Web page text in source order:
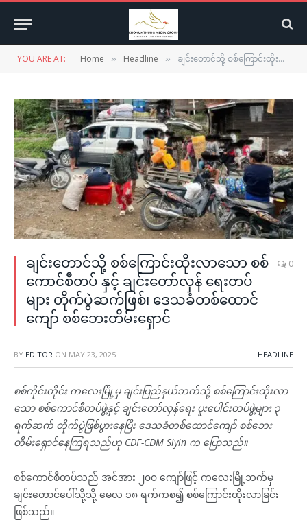
YOU ARE AT: Home » Headline » ချင်းတောင်သို့ စစ်ကြောင်းထိုးလာသော စစ်ကောင်စီတပ် နှင့် ချင်းတော်လှန် ရေးတပ်များ တိုက်ပွဲဆက်ဖြစ်၊ ဒေသခံတစ်ထောင်ကျော် စစ်ဘေးတိမ်းရှောင်
ချင်းတောင်သို့ စစ်ကြောင်းထိုးလာသော စစ်
ကောင်စီတပ် နှင့် ချင်းတော်လှန် ရေးတပ်
များ တိုက်ပွဲဆက်ဖြစ်၊ ဒေသခံတစ်ထောင်
ကျော် စစ်ဘေးတိမ်းရှောင်
0
BY EDITOR ON MAY 23, 2025 HEADLINE
စစ်ကိုင်းတိုင်း ကလေးမြို့မှ ချင်းပြည်နယ်ဘက်သို့ စစ်ကြောင်းထိုးလာ
သော စစ်ကောင်စီတပ်ဖွဲ့နှင့် ချင်းတော်လှန်ရေး ပူးပေါင်းတပ်ဖွဲ့များ ၃
ရက်ဆက် တိုက်ပွဲဖြစ်ပွားနေပြီး ဒေသခံတစ်ထောင်ကျော် စစ်ဘေး
တိမ်းရှောင်နေကြရသည်ဟု CDF-CDM Siyin က ပြောသည်။
စစ်ကောင်စီတပ်သည် အင်အား ၂၀၀ ကျော်ဖြင့် ကလေးမြို့ဘက်မှ
ချင်းတောင်ပေါ်သို့သို့ မေလ ၁၈ ရက်ကစ၍ စစ်ကြောင်းထိုးလာခြင်း
ဖြစ်သည်။